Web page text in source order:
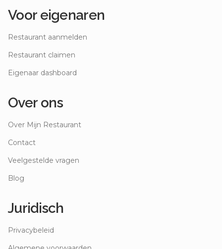
Voor eigenaren
Restaurant aanmelden
Restaurant claimen
Eigenaar dashboard
Over ons
Over Mijn Restaurant
Contact
Veelgestelde vragen
Blog
Juridisch
Privacybeleid